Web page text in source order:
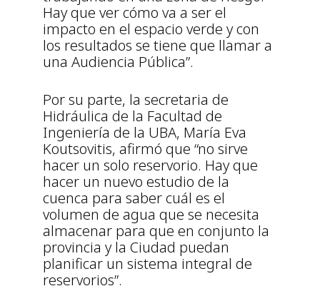
Hay que ver cómo va a ser el
impacto en el espacio verde y con
los resultados se tiene que llamar a
una Audiencia Pública”.
Por su parte, la secretaria de
Hidráulica de la Facultad de
Ingeniería de la UBA, María Eva
Koutsovitis, afirmó que “no sirve
hacer un solo reservorio. Hay que
hacer un nuevo estudio de la
cuenca para saber cuál es el
volumen de agua que se necesita
almacenar para que en conjunto la
provincia y la Ciudad puedan
planificar un sistema integral de
reservorios”.